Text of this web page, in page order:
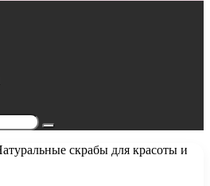
Поиск...
скрабы для красоты и